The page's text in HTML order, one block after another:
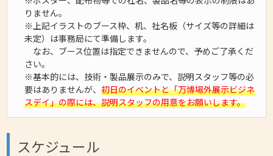
りません。
※上記イラストのブース枠、机、社名板（サイズ等の詳細は
未定）は事務局にて準備します。
なお、ブース位置は指定できませんので、予めご了承くだ
さい。
※基本的には、技術・製品展示のみで、説明スタッフ等の必
要はありませんが、初日のイベントと「万博場外展示ビジネ
スデイ」の際には、説明スタッフの用意をお願いします。
スケジュール